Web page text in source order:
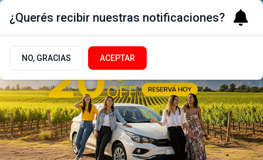
¿Querés recibir nuestras notificaciones?
NO, GRACIAS ACEPTAR